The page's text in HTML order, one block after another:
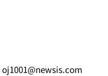
oj1001@newsis.com